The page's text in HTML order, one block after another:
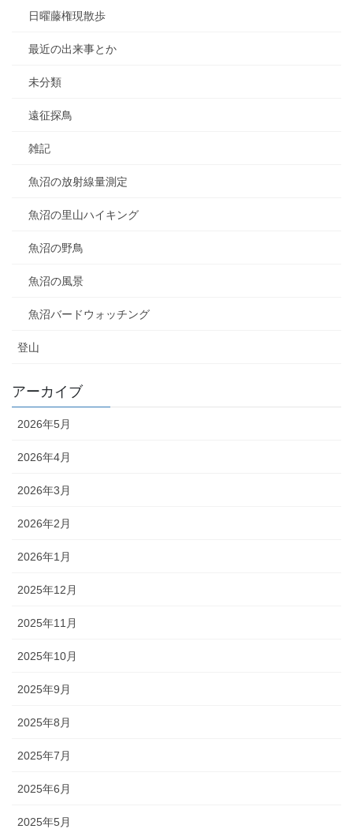
日曜藤権現散歩
最近の出来事とか
未分類
遠征探鳥
雑記
魚沼の放射線量測定
魚沼の里山ハイキング
魚沼の野鳥
魚沼の風景
魚沼バードウォッチング
登山
アーカイブ
2026年5月
2026年4月
2026年3月
2026年2月
2026年1月
2025年12月
2025年11月
2025年10月
2025年9月
2025年8月
2025年7月
2025年6月
2025年5月